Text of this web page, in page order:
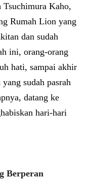
Tsuchimura Kaho,
Rumah Lion yang
dan sudah
ini, orang-orang
hati, sampai akhir
sudah pasrah
datang ke
hari-hari
Berperan